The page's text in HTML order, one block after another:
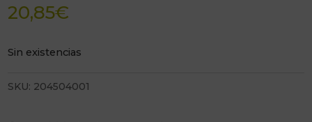
20,85€
Sin existencias
SKU: 204504001